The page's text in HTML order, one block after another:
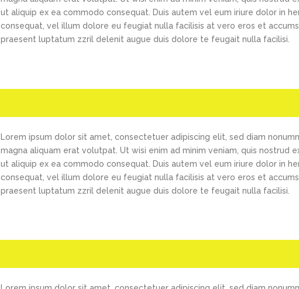
ut aliquip ex ea commodo consequat. Duis autem vel eum iriure dolor in
consequat, vel illum dolore eu feugiat nulla facilisis at vero eros et
praesent luptatum zzril delenit augue duis dolore te feugait nulla facilisi.
Lorem ipsum dolor sit amet, consectetuer adipiscing elit, sed diam
magna aliquam erat volutpat. Ut wisi enim ad minim veniam, quis nostrud
ut aliquip ex ea commodo consequat. Duis autem vel eum iriure dolor in
consequat, vel illum dolore eu feugiat nulla facilisis at vero eros et
praesent luptatum zzril delenit augue duis dolore te feugait nulla facilisi.